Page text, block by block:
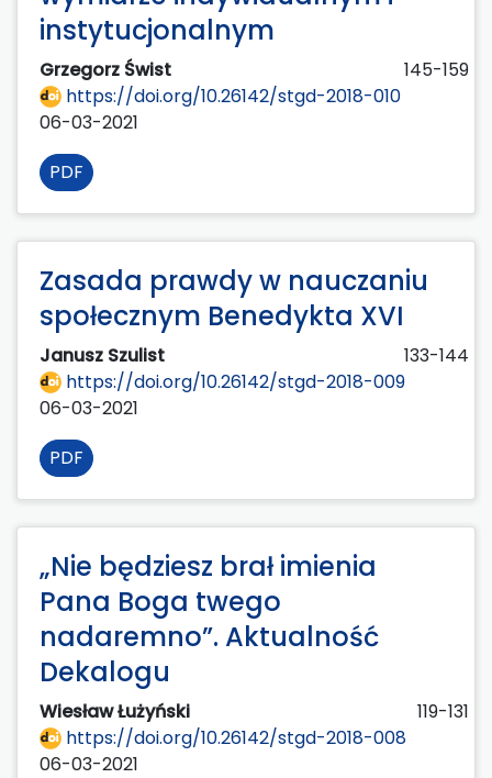
instytucjonalnym
Grzegorz Świst
145-159
https://doi.org/10.26142/stgd-2018-010
06-03-2021
PDF
Zasada prawdy w nauczaniu
społecznym Benedykta XVI
Janusz Szulist
133-144
https://doi.org/10.26142/stgd-2018-009
06-03-2021
PDF
„Nie będziesz brał imienia
Pana Boga twego
nadaremno”. Aktualność
Dekalogu
Wiesław Łużyński
119-131
https://doi.org/10.26142/stgd-2018-008
06-03-2021